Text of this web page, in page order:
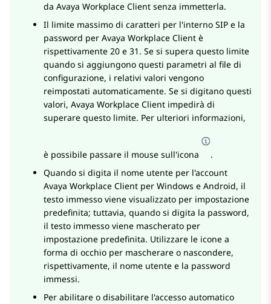
da Avaya Workplace Client senza immetterla.
Il limite massimo di caratteri per l'interno SIP e la
password per Avaya Workplace Client è
rispettivamente 20 e 31. Se si supera questo limite
quando si aggiungono questi parametri al file di
configurazione, i relativi valori vengono
reimpostati automaticamente. Se si digitano questi
valori, Avaya Workplace Client impedirà di
superare questo limite. Per ulteriori informazioni,
è possibile passare il mouse sull'icona
.
Quando si digita il nome utente per l'account
Avaya Workplace Client per Windows e Android, il
testo immesso viene visualizzato per impostazione
predefinita; tuttavia, quando si digita la password,
il testo immesso viene mascherato per
impostazione predefinita. Utilizzare le icone a
forma di occhio per mascherare o nascondere,
rispettivamente, il nome utente e la password
immessi.
Per abilitare o disabilitare l'accesso automatico